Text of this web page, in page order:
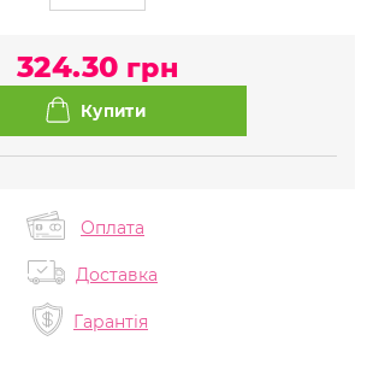
324.30 грн
Оплата
Доставка
Гарантія